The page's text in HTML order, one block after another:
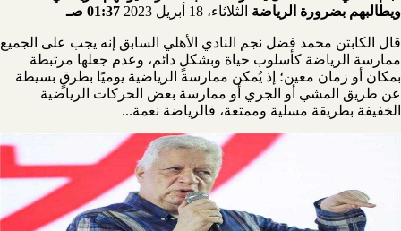
ويطالبهم بضرورة الرياضة الثلاثاء، 18 أبريل 2023 01:37 صـ
قال الكابتن محمد فضل نجم النادي الأهلي السابق إنه يجب على الجميع
ممارسة الرياضة كأسلوب حياة وبشكلٍ دائم، وعدم جعلها مرتبطة
بمكان أو زمان معين؛ إذ يُمكن ممارسة الرياضية يوميًا بطرقٍ بسيطة
عن طريق المشي أو الجري أو ممارسة بعض الحركات الرياضية
الخفيفة بطريقة مسلية وممتعة، فالرياضة نعمة...